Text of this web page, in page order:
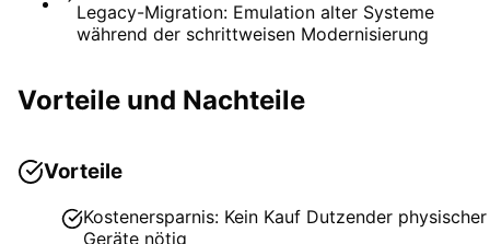
Legacy-Migration: Emulation alter Systeme
während der schrittweisen Modernisierung
Vorteile und Nachteile
Vorteile
Kostenersparnis: Kein Kauf Dutzender physischer
Geräte nötig